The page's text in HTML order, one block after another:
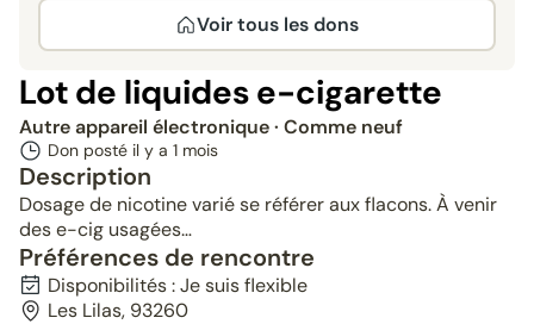
Voir tous les dons
Lot de liquides e-cigarette
Autre appareil électronique· Comme neuf
Don posté il y a 1 mois
Description
Dosage de nicotine varié se référer aux flacons. À venir
des e-cig usagées…
Préférences de rencontre
Disponibilités : Je suis flexible
Les Lilas, 93260